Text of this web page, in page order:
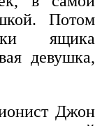
Потом
ящика
девушка,
Джон